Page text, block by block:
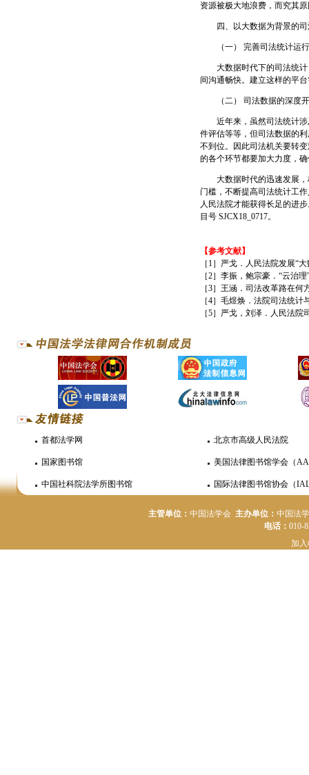
资源被极大地浪费，而究其
四、以大数据为背景的司
（一） 完善司法统计运
大数据时代下的司法统计
间沟通畅快。建立这样的平
（二） 司法数据的深度
近年来，虽然司法统计涉
件评估等等，但司法数据的
不到位。因此司法机关要转
的各个环节都要加大力度，
大数据时代的迅速发展，
门槛，不断提高司法统计工
人民法院才能获得长足的进
目号 SJCX18_0717。
【参考文献】
［1］严戈．人民法院发展“
［2］李振，鲍宗豪．“云治
［3］王涵．司法改革路在何
［4］毛煜焕．法院司法统
［5］严戈，刘泽．人民法
首都法学网 北京市高级人民法院
国家图书馆 美国法律图书馆学会（
中国社科院法学所图书馆 国际法律图书馆协会（
主管单位： 中国法学会 主办单位： 中国法
电话： 010-
加